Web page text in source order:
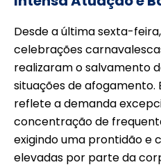
Desde a última sexta-
celebrações
realizaram o salvamento
situações de afogamento.
reflete a demanda
concentração de
exigindo uma prontidão e
elevadas por parte da